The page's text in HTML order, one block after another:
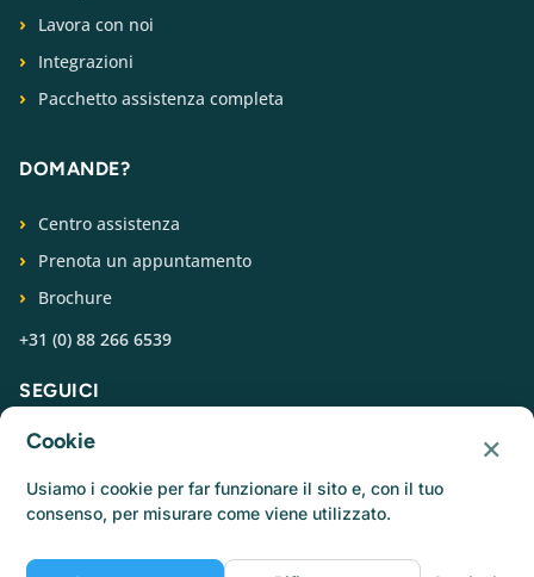
Lavora con noi
Integrazioni
Pacchetto assistenza completa
DOMANDE?
Centro assistenza
Prenota un appuntamento
Brochure
+31 (0) 88 266 6539
SEGUICI
© Catermonkey
Cookie ×
Usiamo i cookie per far funzionare il sito e, con il tuo
consenso, per misurare come viene utilizzato.